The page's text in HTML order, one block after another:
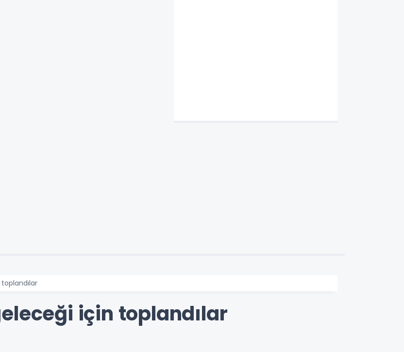
için toplandılar